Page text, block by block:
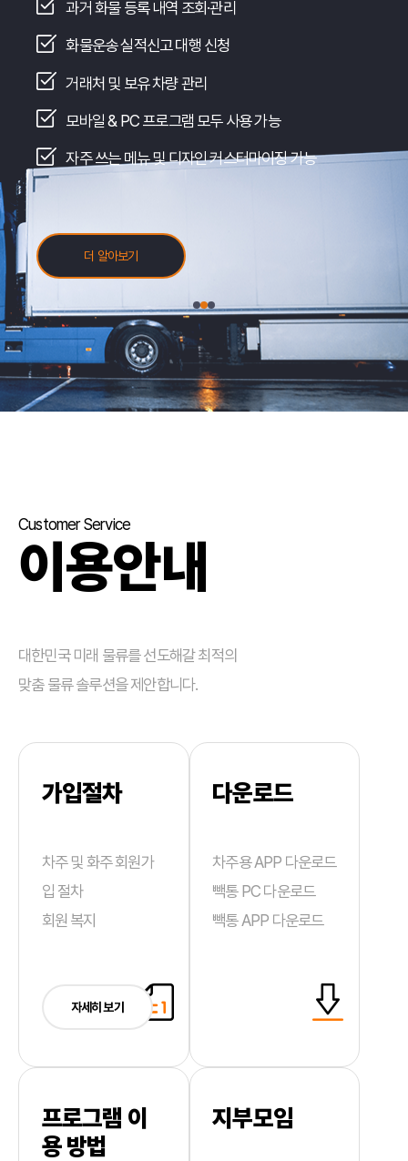
과거 화물 등록 내역 조회·관리
화물운송 실적신고 대행 신청
거래처 및 보유 차량 관리
모바일 & PC 프로그램 모두 사용 가능
자주 쓰는 메뉴 및 디자인 커스터마이징 가능
더 알아보기
Customer Service
이용안내
대한민국 미래 물류를 선도해갈 최적의
맞춤 물류 솔루션을 제안합니다.
가입절차
차주 및 화주 회원가
입 절차
회원 복지
자세히 보기
다운로드
차주용 APP 다운로드
빽통 PC 다운로드
빽통 APP 다운로드
프로그램 이
용 방법
지부모임